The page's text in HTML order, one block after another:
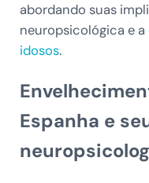
abordando suas
neuropsicológica e a
idosos.
Espanha e